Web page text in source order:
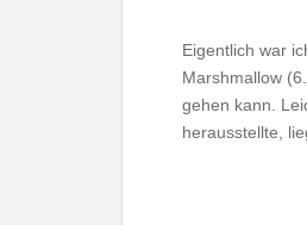
Eigentlich war
Marshmallow
gehen kann.
herausstellte,